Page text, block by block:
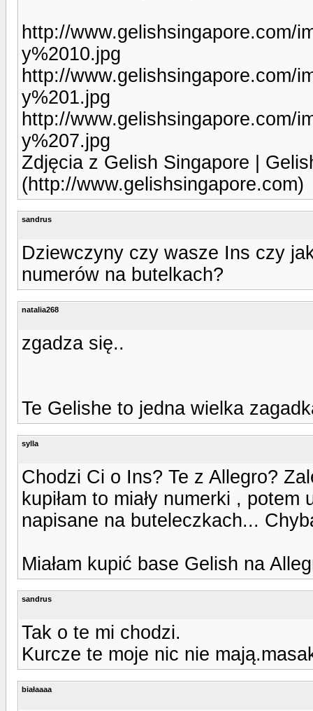
http://www.gelishsingapore.com/
y%2010.jpg
http://www.gelishsingapore.com/
y%201.jpg
http://www.gelishsingapore.com/
y%207.jpg
Zdjęcia z Gelish Singapore |
(http://www.gelishsingapore.com)
sandrus
Dziewczyny czy wasze Ins czy
numerów na butelkach?
natalia268
zgadza się..
Te Gelishe to jedna wielka
sylla
Chodzi Ci o Ins? Te z Allegro?
kupiłam to miały numerki ,
napisane na buteleczkach...
Miałam kupić base Gelish na
sandrus
Tak o te mi chodzi.
Kurcze te moje nic nie
białaaaa